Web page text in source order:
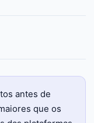
antes de
que os